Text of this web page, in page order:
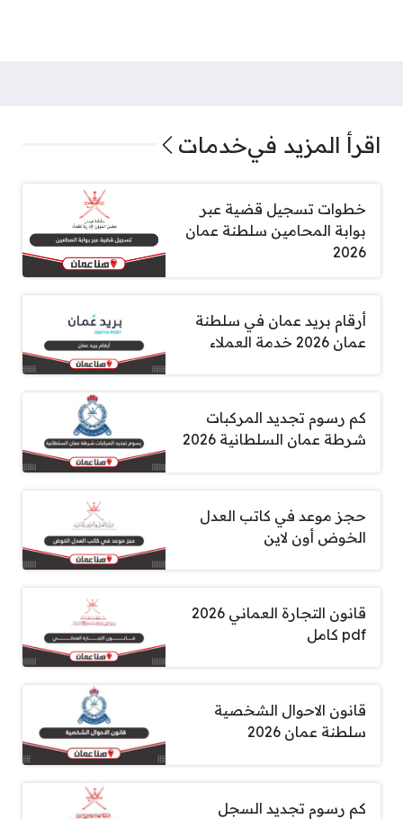
اقرأ المزيد فيخدمات
خطوات تسجيل قضية عبر
بوابة المحامين سلطنة عمان
2026
أرقام بريد عمان في سلطنة
عمان 2026 خدمة العملاء
كم رسوم تجديد المركبات
شرطة عمان السلطانية 2026
حجز موعد في كاتب العدل
الخوض أون لاين
قانون التجارة العماني 2026
pdf كامل
قانون الاحوال الشخصية
سلطنة عمان 2026
كم رسوم تجديد السجل